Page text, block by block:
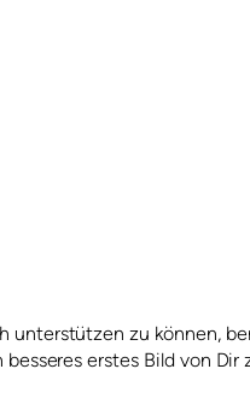
unterstützen zu können,
erstes Bild von Dir